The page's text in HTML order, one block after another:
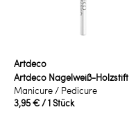
Artdeco
Artdeco Nagelweiß-Holzstift
Manicure / Pedicure
3,95 €/ 1 Stück